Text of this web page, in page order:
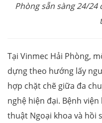
Phòng sẵn sàng 24/
Tại Vinmec Hải Phòng,
dựng theo hướng lấy
hợp chặt chẽ giữa đa
nghệ hiện đại. Bệnh
thuật Ngoại khoa và hồi